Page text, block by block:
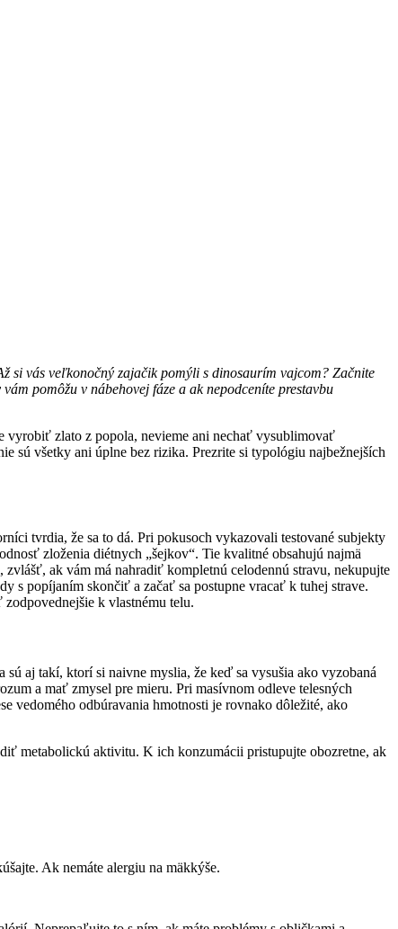
si vás veľkonočný zajačik pomýli s dinosaurím vajcom? Začnite
pomôžu v nábehovej fáze a ak nepodceníte prestavbu
vyrobiť zlato z popola, nevieme ani nechať vysublimovať
sú všetky ani úplne bez rizika. Prezrite si typológiu najbežnejších
tvrdia, že sa to dá. Pri pokusoch vykazovali testované subjekty
zloženia diétnych „šejkov“. Tie kvalitné obsahujú najmä
ak vám má nahradiť kompletnú celodennú stravu, nekupujte
s popíjaním skončiť a začať sa postupne vracať k tuhej strave.
k vlastnému telu.
aj takí, ktorí si naivne myslia, že keď sa vysušia ako vyzobaná
a mať zmysel pre mieru. Pri masívnom odleve telesných
vedomého odbúravania hmotnosti je rovnako dôležité, ako
metabolickú aktivitu. K ich konzumácii pristupujte obozretne, ak
Ak nemáte alergiu na mäkkýše.